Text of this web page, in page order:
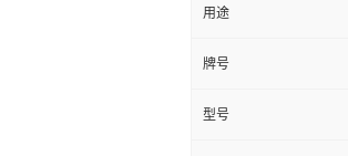
用途
牌号
型号